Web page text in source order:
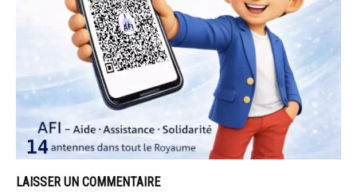
LAISSER UN COMMENTAIRE